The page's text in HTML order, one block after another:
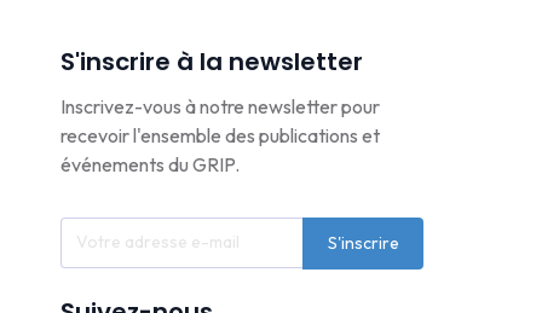
S'inscrire à la newsletter
Inscrivez-vous à notre newsletter pour
recevoir l'ensemble des publications et
événements du GRIP.
S'inscrire